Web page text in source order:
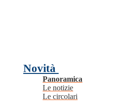
Novità
Panoramica
Le notizie
Le circolari